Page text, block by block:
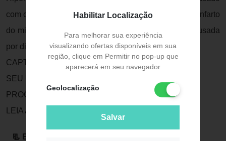
Habilitar Localização
Para melhorar sua experiência
visualizando ofertas disponíveis em sua
região, clique em Permitir no pop-up que
aparecerá em seu navegador
Geolocalização
Salvar
com outros medicamentos - diuréticos e digitálicos); - Infarto
do miocárdio; - Nefropatia diabética (doença renal causada
por diabetes).
CAPTOPRIL 50MG É UM MEDICAMENTO.
SEU USO PODE TRAZER RISCOS.
PROCURE UM MÉDICO OU UM FARMACÊUTICO.
LEIA A BULA
📃 Bula original em PDF